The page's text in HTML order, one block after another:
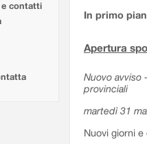
e contatti
In primo
Apertura
Nuovo avviso
provinciali
martedì 31
Nuovi giorni